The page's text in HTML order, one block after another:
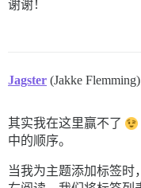
谢谢！
Jagster (Jakke Flemming)
其实我在这里赢不了
中的顺序。
当我为主题添加标签时